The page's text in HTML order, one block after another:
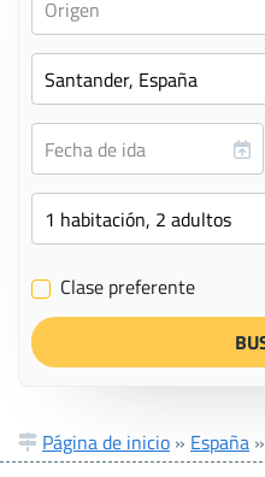
✔ Clase preferente
Página de inicio » España »